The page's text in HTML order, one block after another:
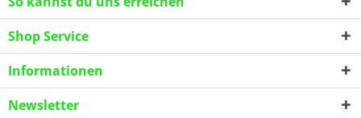
Shop Service
Informationen
Newsletter